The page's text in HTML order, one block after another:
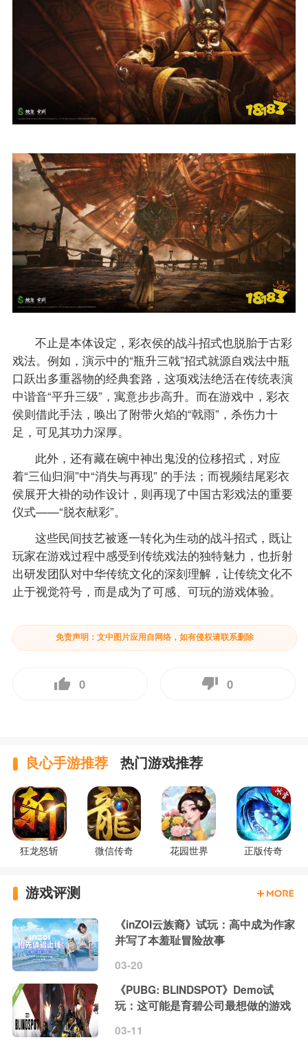
不止是本体设定，彩衣侯的战斗招式也脱胎于古彩
戏法。例如，演示中的“瓶升三戟”招式就源自戏法中瓶
口跃出多重器物的经典套路，这项戏法绝活在传统表演
中谐音“平升三级”，寓意步步高升。而在游戏中，彩衣
侯则借此手法，唤出了附带火焰的“戟雨”，杀伤力十
足，可见其功力深厚。
此外，还有藏在碗中神出鬼没的位移招式，对应
着“三仙归洞”中“消失与再现” 的手法；而视频结尾彩衣
侯展开大褂的动作设计，则再现了中国古彩戏法的重要
仪式——“脱衣献彩”。
这些民间技艺被逐一转化为生动的战斗招式，既让
玩家在游戏过程中感受到传统戏法的独特魅力，也折射
出研发团队对中华传统文化的深刻理解，让传统文化不
止于视觉符号，而是成为了可感、可玩的游戏体验。
免责声明：文中图片应用自网络，如有侵权请联系删除
0 0
良心手游推荐 热门游戏推荐
狂龙怒斩 微信传奇 花园世界 正版传奇
游戏评测
《inZOI云族裔》试玩：高中成为作家
并写了本羞耻冒险故事
03-20
《PUBG: BLINDSPOT》Demo试
玩：这可能是育碧公司最想做的游戏
03-11